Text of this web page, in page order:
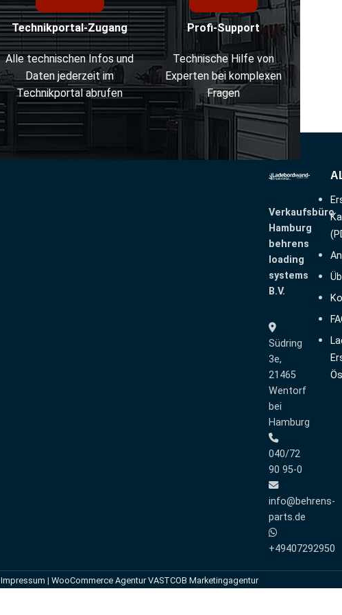
Technikportal-Zugang
Alle technischen Infos und
Daten jederzeit im
Technikportal abrufen
Profi-Support
Technische Hilfe von
Experten bei komplexen
Fragen
Verkaufsbüro
Hamburg
behrens
loading
systems
B.V.
Südring
3e,
21465
Wentorf
bei
Hamburg
040/72
90 95-0
info@behrens-
parts.de
+49407292950
Impressum | WooCommerce Agentur VASTCOB Marketingagentur